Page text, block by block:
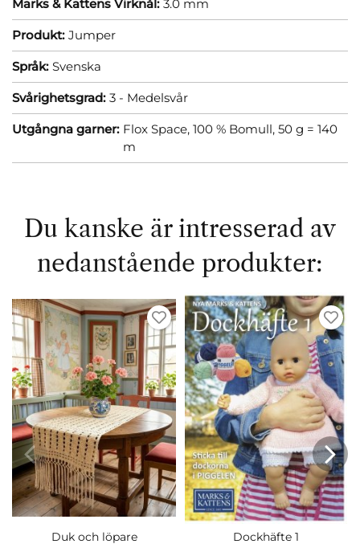
Marks & Kattens Virknål: 3.0 mm
Produkt: Jumper
Språk: Svenska
Svårighetsgrad: 3 - Medelsvår
Utgångna garner: Flox Space, 100 % Bomull, 50 g = 140
m
Du kanske är intresserad av
nedanstående produkter:
Duk och löpare Dockhäfte 1